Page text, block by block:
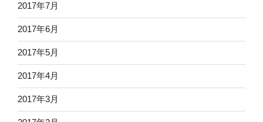
2017年7月
2017年6月
2017年5月
2017年4月
2017年3月